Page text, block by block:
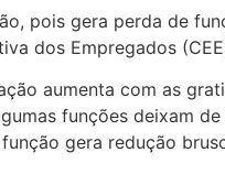
pois gera perda de
dos Empregados
aumenta com as
funções deixam
gera redução